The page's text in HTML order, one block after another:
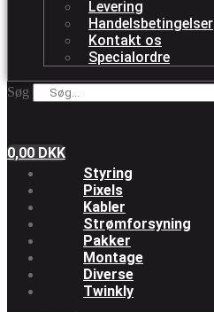
Levering
Handelsbetingelser
Kontakt os
Specialordre
Søg
0,00 DKK
Styring
Pixels
Kabler
Strømforsyning
Pakker
Montage
Diverse
Twinkly